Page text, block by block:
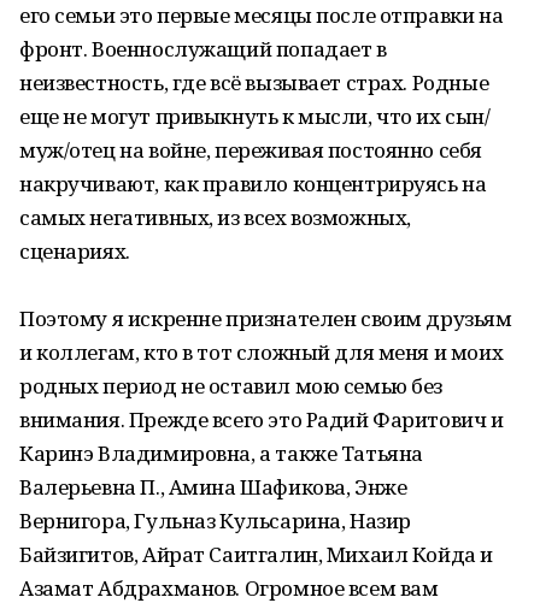
его семьи это первые месяцы после отправки на
фронт. Военнослужащий попадает в
неизвестность, где всё вызывает страх. Родные
еще не могут привыкнуть к мысли, что их сын/
муж/отец на войне, переживая постоянно себя
накручивают, как правило концентрируясь на
самых негативных, из всех возможных,
сценариях.
Поэтому я искренне признателен своим друзьям
и коллегам, кто в тот сложный для меня и моих
родных период не оставил мою семью без
внимания. Прежде всего это Радий Фаритович и
Каринэ Владимировна, а также Татьяна
Валерьевна П., Амина Шафикова, Энже
Вернигора, Гульназ Кульсарина, Назир
Байзигитов, Айрат Саитгалин, Михаил Койда и
Азамат Абдрахманов. Огромное всем вам